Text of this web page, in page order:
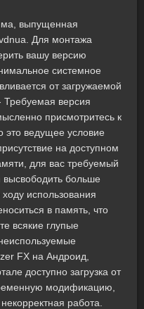
выпущенная
Для монтажа
вашу версию
системное
от загружаемой
Требуемая версия
присмотритесь к
это ведущее условие
на доступном
для вас требуемый
больше
использования
в память, что
всякие глупые
FX на Андроид,
доступно загрузка от
модификацию,
работа.